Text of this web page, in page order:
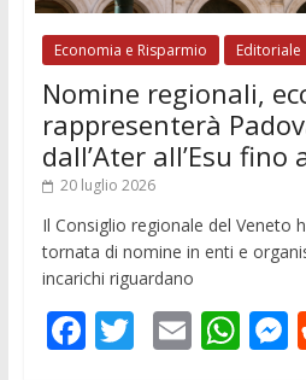
Economia e Risparmio Editoriale
Nomine regionali,
rappresenterà
dall’Ater all’Esu fino
20 luglio 2026
Il Consiglio regionale del Veneto
tornata di nomine in enti e
incarichi riguardano
F T E W